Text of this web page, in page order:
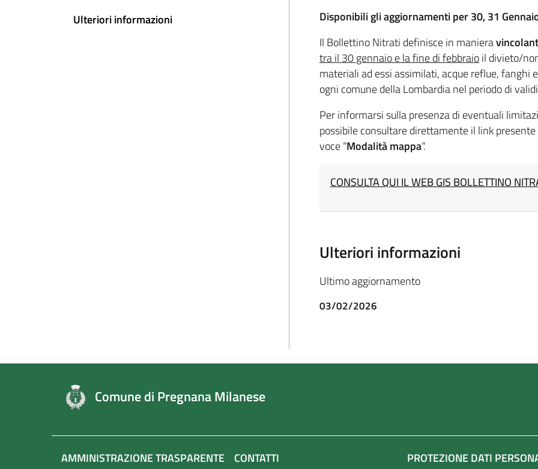
Ulteriori informazioni
Disponibili gli aggiornamenti per30, 31
Il Bollettino Nitrati definisce in maniera
tra il 30 gennaio e la fine di febbraioil divieto/
materiali ad essi assimilati, acque reflue,
ogni comune della Lombardia nel periodo di
Per informarsi sulla presenza di eventuali
possibile consultare direttamente il link presente
voce “Modalità mappa“.
CONSULTA QUI IL WEB GIS BOLLETTINO
Ulteriori informazioni
Ultimo aggiornamento
03/02/2026
Comune di Pregnana Milanese
AMMINISTRAZIONE TRASPARENTE
CONTATTI
PROTEZIONE DATI